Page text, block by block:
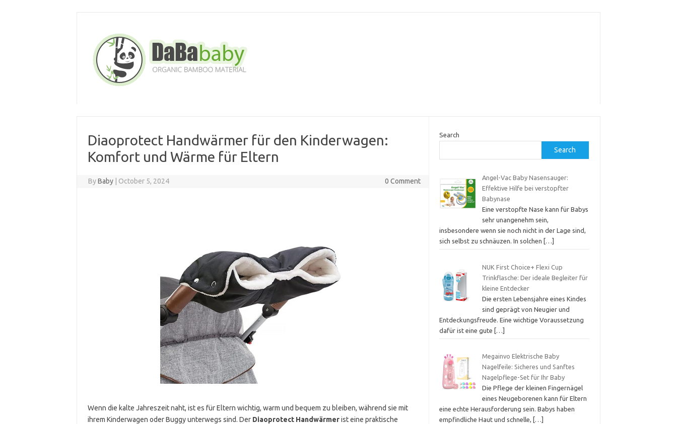
Diaoprotect Handwärmer für den Kinderwagen:
Komfort und Wärme für Eltern
ByBaby October 5, 2024 0 Comment
Wenn die kalte Jahreszeit naht, ist es für Eltern wichtig, warm und bequem zu bleiben, während sie mit
ihrem Kinderwagen oder Buggy unterwegs sind. Der Diaoprotect Handwärmerist eine praktische
Search
Search
Angel-Vac Baby Nasensauger:
Effektive Hilfe bei verstopfter
Babynase
Eine verstopfte Nase kann für Babys
sehr unangenehm sein,
insbesondere wenn sie noch nicht in der Lage sind,
sich selbst zu schnäuzen. In solchen
[…]
NUK First Choice+ Flexi Cup
Trinkflasche: Der ideale Begleiter für
kleine Entdecker
Die ersten Lebensjahre eines Kindes
sind geprägt von Neugier und
Entdeckungsfreude. Eine wichtige Voraussetzung
dafür ist eine gute […]
Megainvo Elektrische Baby
Nagelfeile: Sicheres und Sanftes
Nagelpflege-Set für Ihr Baby
Die Pflege der kleinen Fingernägel
eines Neugeborenen kann für Eltern
eine echte Herausforderung sein. Babys haben
empfindliche Haut und schnelle,
[…]